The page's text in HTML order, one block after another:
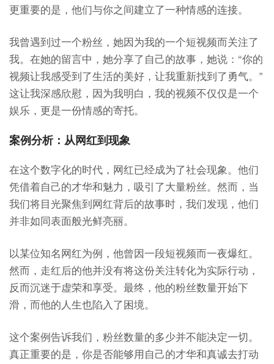
更重要的是，他们与你之间建立了一种情感的连接。
我曾遇到过一个粉丝，她因为我的一个短视频而关注了
我。在她的留言中，她分享了自己的故事，她说：“你的
视频让我感受到了生活的美好，让我重新找到了勇气。”
这让我深感欣慰，因为我明白，我的视频不仅仅是一个
娱乐，更是一份情感的寄托。
案例分析：从网红到现象
在这个数字化的时代，网红已经成为了社会现象。他们
凭借着自己的才华和魅力，吸引了大量粉丝。然而，当
我们将目光聚焦到网红背后的故事时，我们发现，他们
并非如同表面般光鲜亮丽。
以某位知名网红为例，他曾因一段短视频而一夜爆红。
然而，走红后的他并没有将这份关注转化为实际行动，
反而沉迷于虚荣和享受。最终，他的粉丝数量开始下
滑，而他的人生也陷入了困境。
这个案例告诉我们，粉丝数量的多少并不能决定一切。
真正重要的是，你是否能够用自己的才华和真诚去打动